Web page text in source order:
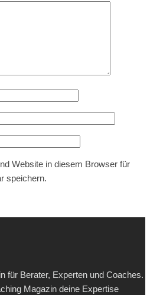
Website in diesem Browser für
speichern.
für Berater, Experten und Coaches.
Magazin deine Expertise